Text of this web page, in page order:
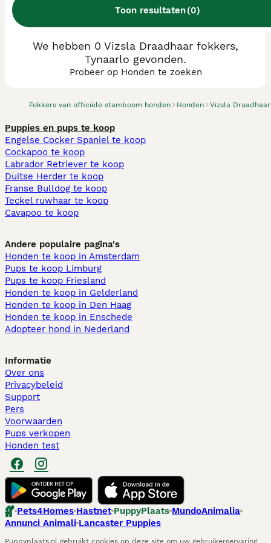
Toon resultaten(0)
Fokkers van officiële stamboom honden Honden Vizsla Draadhaar
We hebben 0 Vizsla Draadhaar fokkers,
Tynaarlo gevonden.
Probeer op Honden te zoeken
Puppies en pups te koop
Engelse Cocker Spaniel te koop
Cockapoo te koop
Labrador Retriever te koop
Duitse Herder te koop
Franse Bulldog te koop
Teckel ruwhaar te koop
Cavapoo te koop
Andere populaire pagina's
Honden te koop in Amsterdam
Pups te koop Limburg​
Pups te koop Friesland​
Honden te koop in Gelderland
Honden te koop in Den Haag
Honden te koop in Enschede
Adopteer hond in Nederland
Informatie
Over ons
Privacybeleid
Support
Pers
Voorwaarden
Pups verkopen
Honden test
Pets4Homes Hastnet PuppyPlaats MundoAnimalia
Annunci Animali Lancaster Puppies
Puppyplaats.nl gebruikt cookies op deze site om uw gebruikerservaring